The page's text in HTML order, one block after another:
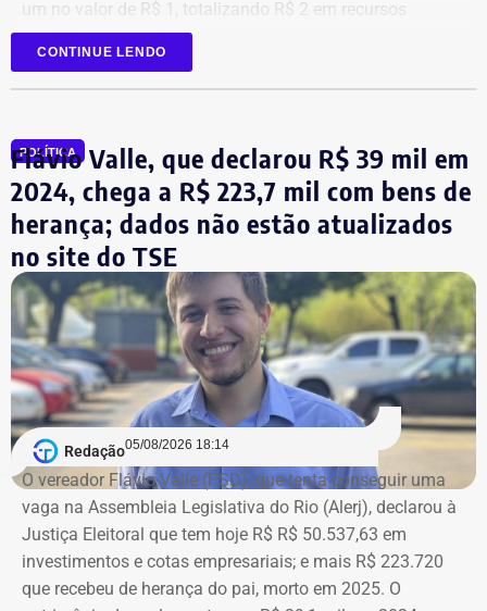
um no valor de R$ 1, totalizando R$ 2 em recursos
mantidos em contas correntes.
A tenente-coronel da Polícia Militar Erigreyce Monteiro
em bens, relativos a um apartamento.
Bens declarados por André Marinho (Novo) à Justiça Eleitoral — Foto:
Reprodução/Divulgacand
CONTINUE LENDO
POLÍTICA
Flávio Valle, que declarou R$ 39 mil em
2024, chega a R$ 223,7 mil com bens de
herança; dados não estão atualizados
no site do TSE
Redação05/08/2026 18:14
O vereador Flávio Valle (PSD), que tenta conseguir uma
vaga na Assembleia Legislativa do Rio (Alerj), declarou à
Justiça Eleitoral que tem hoje R$ R$ 50.537,63 em
investimentos e cotas empresariais; e mais R$ 223.720
que recebeu de herança do pai, morto em 2025. O